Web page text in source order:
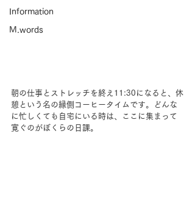
Information
M.words
朝の仕事とストレッチを終え11:30になると、休
憩という名の縁側コーヒータイムです。どんな
に忙しくても自宅にいる時は、ここに集まって
寛ぐのがぼくらの日課。